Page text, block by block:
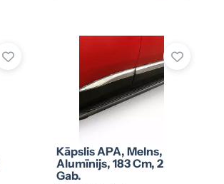
Kāpslis APA, Melns,
Alumīnijs, 183 Cm, 2
Gab.